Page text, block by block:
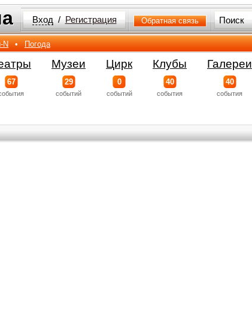
Вход / Регистрация Обратная связь
N • Погода
67
Музеи
29
событий
Цирк
0
событий
Клубы
40
события
Галереи
40
события